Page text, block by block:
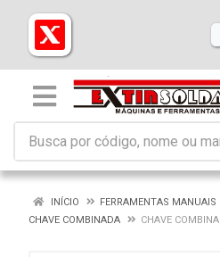
INÍCIO
FERRAMENTAS MANUAIS
CHAVE COMBINADA
CHAVE